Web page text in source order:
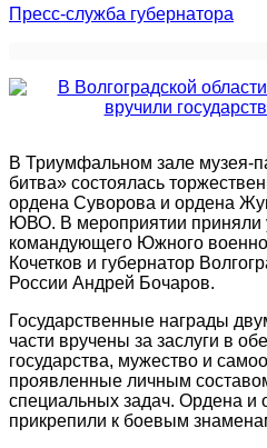
Пресс-служба губернатора
В Триумфальном зале музея-
битва» состоялась
ордена Суворова и ордена
ЮВО. В мероприятии приняли
командующего Южного
Кочетков и губернатор
России Андрей Бочаров.
Государственные награды
части вручены за заслуги в
государства, мужество и
проявленные личным
специальных задач. Ордена и
прикрепили к боевым